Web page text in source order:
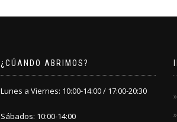
¿CÚANDO ABRIMOS?
Lunes a Viernes: 10:00-14:00 / 17:00-20:30
Sábados: 10:00-14:00